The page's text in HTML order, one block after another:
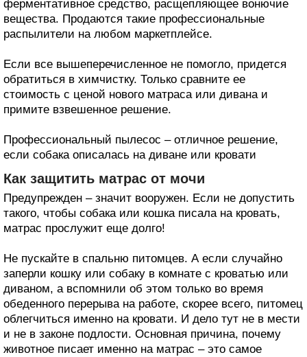
ферментативное средство, расщепляющее вонючие
вещества. Продаются такие профессиональные
распылители на любом маркетплейсе.
Если все вышеперечисленное не помогло, придется
обратиться в химчистку. Только сравните ее
стоимость с ценой нового матраса или дивана и
примите взвешенное решение.
Профессиональный пылесос – отличное решение,
если собака описалась на диване или кровати
Как защитить матрас от мочи
Предупрежден – значит вооружен. Если не допустить
такого, чтобы собака или кошка писала на кровать,
матрас прослужит еще долго!
Не пускайте в спальню питомцев. А если случайно
заперли кошку или собаку в комнате с кроватью или
диваном, а вспомнили об этом только во время
обеденного перерыва на работе, скорее всего, питомец
облегчиться именно на кровати. И дело тут не в мести
и не в законе подлости. Основная причина, почему
животное писает именно на матрас – это самое